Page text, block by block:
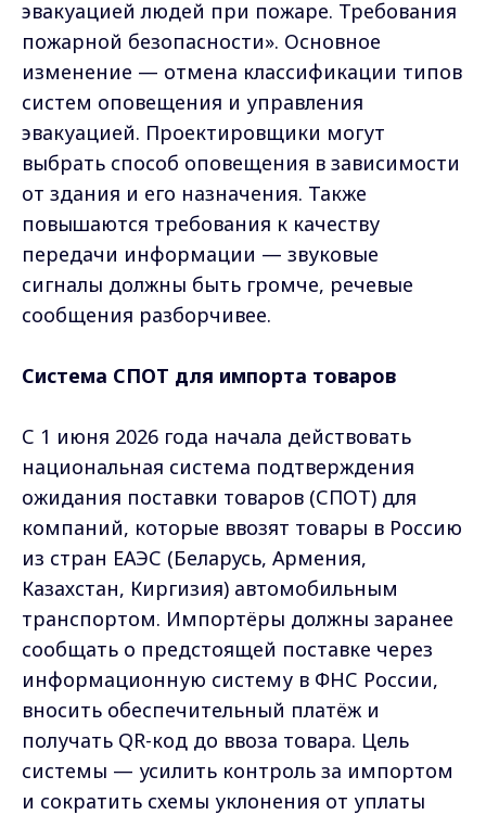
эвакуацией людей при пожаре. Требования
пожарной безопасности». Основное
изменение — отмена классификации типов
систем оповещения и управления
эвакуацией. Проектировщики могут
выбрать способ оповещения в зависимости
от здания и его назначения. Также
повышаются требования к качеству
передачи информации — звуковые
сигналы должны быть громче, речевые
сообщения разборчивее.
Система СПОТ для импорта товаров
С 1 июня 2026 года начала действовать
национальная система подтверждения
ожидания поставки товаров (СПОТ) для
компаний, которые ввозят товары в Россию
из стран ЕАЭС (Беларусь, Армения,
Казахстан, Киргизия) автомобильным
транспортом. Импортёры должны заранее
сообщать о предстоящей поставке через
информационную систему в ФНС России,
вносить обеспечительный платёж и
получать QR-код до ввоза товара. Цель
системы — усилить контроль за импортом
и сократить схемы уклонения от уплаты